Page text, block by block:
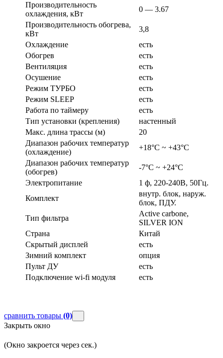
Производительность
охлаждения, кВт
0 — 3.67
Производительность обогрева,
кВт
3,8
Охлаждение
есть
Обогрев
есть
Вентиляция
есть
Осушение
есть
Режим ТУРБО
есть
Режим SLEEP
есть
Работа по таймеру
есть
Тип установки (крепления)
настенный
Макс. длина трассы (м)
20
Диапазон рабочих температур
(охлаждение)
+18°С ~ +43°С
Диапазон рабочих температур
(обогрев)
-7°С ~ +24°С
Электропитание
1 ф, 220-240В, 50Гц.
Комплект
внутр. блок, наруж.
блок, ПДУ.
Тип фильтра
Active carbone,
SILVER ION
Страна
Китай
Скрытый дисплей
есть
Зимний комплект
опция
Пульт ДУ
есть
Подключение wi-fi модуля
есть
сравнить товары (0)
Закрыть окно
(Окно закроется через сек.)